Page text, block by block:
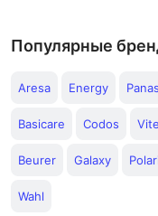
Популярные
Aresa Energy
Basicare Codos
Beurer Galaxy
Wahl